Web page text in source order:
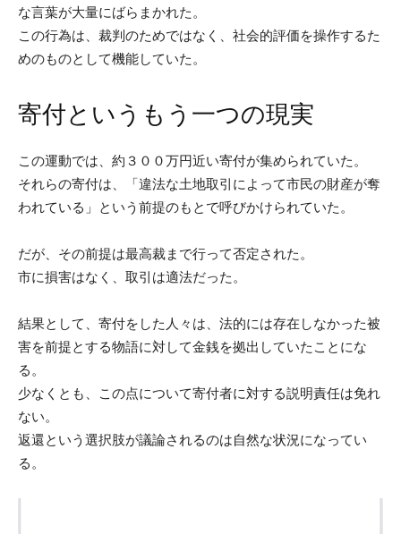
な言葉が大量にばらまかれた。
この行為は、裁判のためではなく、社会的評価を操作するた
めのものとして機能していた。
寄付というもう一つの現実
この運動では、約３００万円近い寄付が集められていた。
それらの寄付は、「違法な土地取引によって市民の財産が奪
われている」という前提のもとで呼びかけられていた。
だが、その前提は最高裁まで行って否定された。
市に損害はなく、取引は適法だった。
結果として、寄付をした人々は、法的には存在しなかった被
害を前提とする物語に対して金銭を拠出していたことにな
る。
少なくとも、この点について寄付者に対する説明責任は免れ
ない。
返還という選択肢が議論されるのは自然な状況になってい
る。